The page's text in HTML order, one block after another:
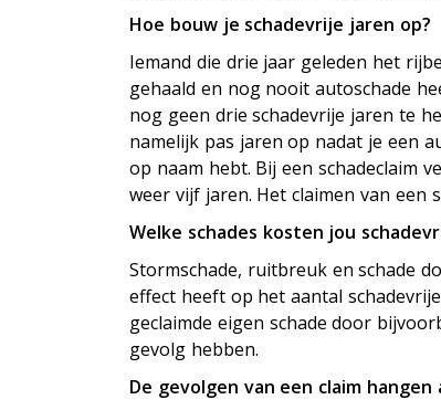
Hoe bouw je schadevrije jaren op?
Iemand die drie jaar geleden het
gehaald en nog nooit autoschade
nog geen drie schadevrije jaren te
namelijk pas jaren op nadat je een
op naam hebt. Bij een schadeclaim
weer vijf jaren. Het claimen van een
Welke schades kosten jou
Stormschade, ruitbreuk en schade
effect heeft op het aantal
geclaimde eigen schade door
gevolg hebben.
De gevolgen van een claim